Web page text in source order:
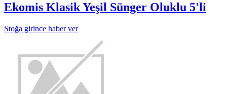
Ekomis Klasik Yeşil Sünger Oluklu 5'li
Stoğa girince haber ver